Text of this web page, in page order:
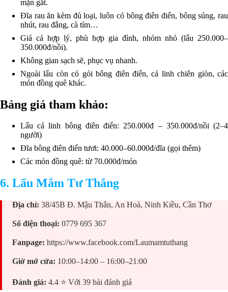
mặn gắt.
Đĩa rau ăn kèm đủ loại, luôn có bông điên điển, bông súng, rau
nhút, rau đắng, cà tím…
Giá cả hợp lý, phù hợp gia đình, nhóm nhỏ (lẩu 250.000–
350.000đ/nồi).
Không gian sạch sẽ, phục vụ nhanh.
Ngoài lẩu còn có gỏi bông điên điển, cá linh chiên giòn, các
món đồng quê khác.
Bảng giá tham khảo:
Lẩu cá linh bông điên điển: 250.000đ – 350.000đ/nồi (2–4
người)
Đĩa bông điên điển tươi: 40.000–60.000đ/đĩa (gọi thêm)
Các món đồng quê: từ 70.000đ/món
6. Lẩu Mắm Tư Thắng
Địa chỉ: 38/45B Đ. Mậu Thân, An Hoà, Ninh Kiều, Cần Thơ
Số điện thoại: 0779 695 367
Fanpage: https://www.facebook.com/Laumamtuthang
Giờ mở cửa: 10:00–14:00 – 16:00–21:00
Đánh giá: 4.4 ⭐ Với 39 bài đánh giá